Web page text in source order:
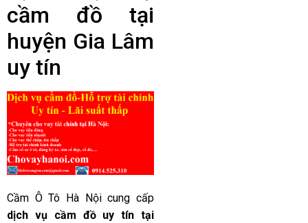
cầm đồ tại
huyện Gia Lâm
uy tín
Cầm Ô Tô Hà Nội cung cấp
dịch vụ cầm đồ uy tín tại